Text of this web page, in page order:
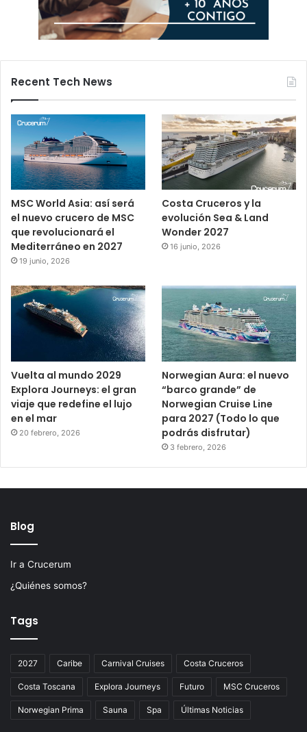
Recent Tech News
MSC World Asia: así será
el nuevo crucero de MSC
que revolucionará el
Mediterráneo en 2027
19 junio, 2026
Costa Cruceros y la
evolución Sea & Land
Wonder 2027
16 junio, 2026
Vuelta al mundo 2029
Explora Journeys: el gran
viaje que redefine el lujo
en el mar
20 febrero, 2026
Norwegian Aura: el nuevo
“barco grande” de
Norwegian Cruise Line
para 2027 (Todo lo que
podrás disfrutar)
3 febrero, 2026
Blog
Ir a Crucerum
¿Quiénes somos?
Tags
2027 Caribe Carnival Cruises Costa Cruceros
Costa Toscana Explora Journeys Futuro MSC Cruceros
Norwegian Prima Sauna Spa Últimas Noticias